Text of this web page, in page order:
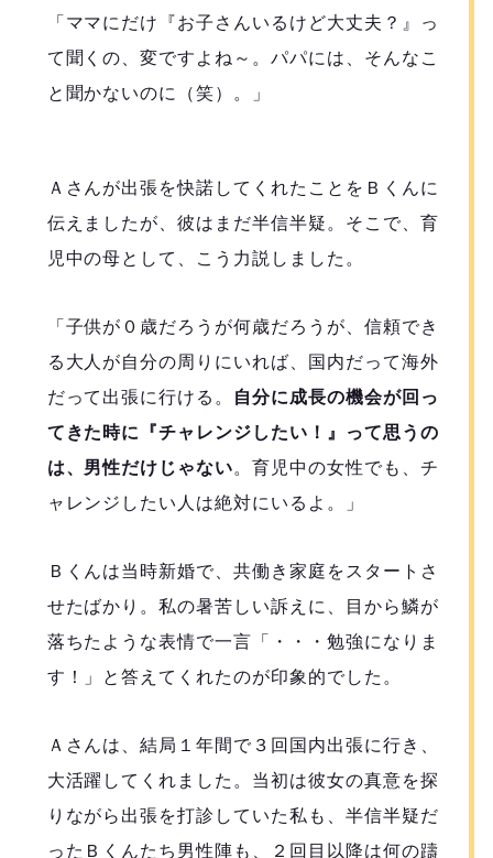
「ママにだけ『お子さんいるけど大丈夫？』っ
て聞くの、変ですよね～。パパには、そんなこ
と聞かないのに（笑）。」
Ａさんが出張を快諾してくれたことをＢくんに
伝えましたが、彼はまだ半信半疑。そこで、育
児中の母として、こう力説しました。
「子供が０歳だろうが何歳だろうが、信頼でき
る大人が自分の周りにいれば、国内だって海外
だって出張に行ける。
自分に成長の機会が回っ
てきた時に『チャレンジしたい！』って思うの
は、男性だけじゃない。育児中の女性でも、チ
ャレンジしたい人は絶対にいるよ。」
Ｂくんは当時新婚で、共働き家庭をスタートさ
せたばかり。私の暑苦しい訴えに、目から鱗が
落ちたような表情で一言「・・・勉強になりま
す！」と答えてくれたのが印象的でした。
Ａさんは、結局１年間で３回国内出張に行き、
大活躍してくれました。当初は彼女の真意を探
りながら出張を打診していた私も、半信半疑だ
ったＢくんたち男性陣も、２回目以降は何の躊